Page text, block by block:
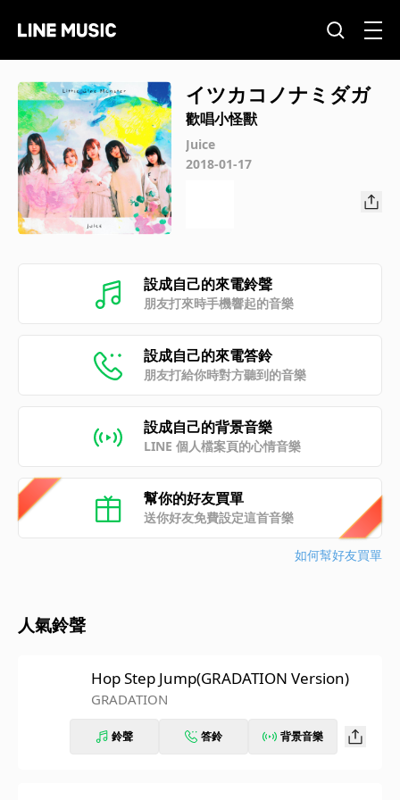
イツカコノナミダガ
歡唱小怪獸
Juice
2018-01-17
設成自己的來電鈴聲
朋友打來時手機響起的音樂
設成自己的來電答鈴
朋友打給你時對方聽到的音樂
設成自己的背景音樂
LINE 個人檔案頁的心情音樂
幫你的好友買單
送你好友免費設定這首音樂
如何幫好友買單
人氣鈴聲
Hop Step Jump(GRADATION Version)
GRADATION
鈴聲 答鈴 背景音樂